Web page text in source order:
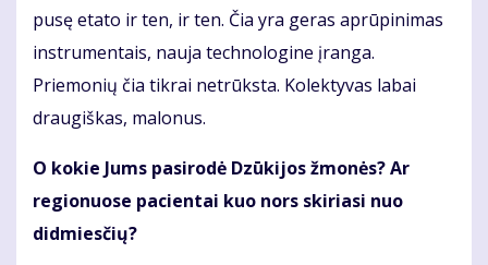
pusę etato ir ten, ir ten. Čia yra geras aprūpinimas
instrumentais, nauja technologine įranga.
Priemonių čia tikrai netrūksta. Kolektyvas labai
draugiškas, malonus.
O kokie Jums pasirodė Dzūkijos žmonės? Ar
regionuose pacientai kuo nors skiriasi nuo
didmiesčių?